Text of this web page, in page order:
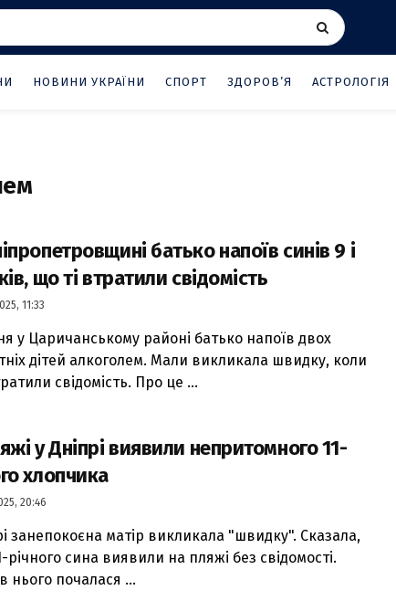
НОВИНИ УКРАЇНИ СПОРТ ЗДОРОВ’Я АСТРОЛОГІЯ
батько напоїв синів 9 і
що ті втратили свідомість
11:33
у Царичанському районі батько напоїв двох
дітей алкоголем. Мали викликала швидку, коли
свідомість. Про це ...
у Дніпрі виявили непритомного 11-
хлопчика
20:46
занепокоєна матір викликала "швидку". Сказала,
річного сина виявили на пляжі без свідомості.
нього почалася ...